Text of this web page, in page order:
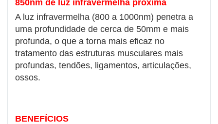
850nm de luz infravermelha próxima
A luz infravermelha (800 a 1000nm) penetra a
uma profundidade de cerca de 50mm e mais
profunda, o que a torna mais eficaz no
tratamento das estruturas musculares mais
profundas, tendões, ligamentos, articulações,
ossos.
BENEFÍCIOS